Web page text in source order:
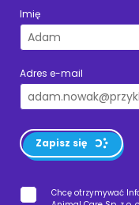
Imię
Adres e-mail
Zapisz się
Chcę otrzymywać